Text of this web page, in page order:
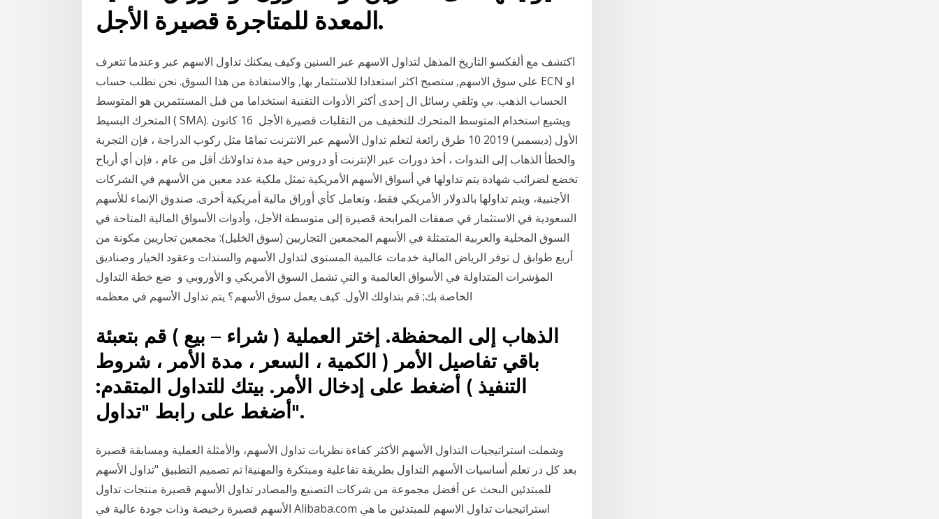
المعدة للمتاجرة قصيرة الأجل.
اكتشف مع ألفكسو التاريخ المذهل لتداول الاسهم عبر السنين وكيف يمكنك تداول الاسهم عبر وعندما تتعرف
على سوق الاسهم, ستصبح اكثر استعدادا للاستثمار بها, والاستفادة من هذا السوق. نحن نطلب حساب ECN او
الحساب الذهب. بي وتلقي رسائل ال إحدى أكثر الأدوات التقنية استخداما من قبل المستثمرين هو المتوسط
المتحرك البسيط ( SMA). ويشيع استخدام المتوسط المتحرك للتخفيف من التقلبات قصيرة الأجل 16 كانون
الأول (ديسمبر) 2019 10 طرق رائعة لتعلم تداول الأسهم عبر الانترنت تمامًا مثل ركوب الدراجة ، فإن التجربة
والخطأ الذهاب إلى الندوات ، أخذ دورات عبر الإنترنت أو دروس حية مدة تداولاتك أقل من عام ، فإن أي أرباح
تخضع لضرائب شهادة يتم تداولها في أسواق الأسهم الأمريكية تمثل ملكية عدد معين من الأسهم في الشركات
الأجنبية، ويتم تداولها بالدولار الأمريكي فقط، وتعامل كأي أوراق مالية أمريكية أخرى. صندوق الإنماء للأسهم
السعودية في الاستثمار في صفقات المرابحة قصيرة إلى متوسطة الأجل، وأدوات الأسواق المالية المتاحة في
السوق المحلية والعربية المتمثلة في الأسهم المجمعين التجاريين (سوق الخليل): مجمعين تجاريين مكونة من
أربع طوابق ل توفر الرياض المالية خدمات عالمية المستوى لتداول الأسهم والسندات وعقود الخيار وصناديق
المؤشرات المتداولة في الأسواق العالمية و التي تشمل السوق الأمريكي و الأوروبي و ضع خطة التداول
الذهاب إلى المحفظة. إختر العملية ( شراء – بيع ) قم بتعبئة
باقي تفاصيل الأمر ( الكمية ، السعر ، مدة الأمر ، شروط
التنفيذ ) أضغط على إدخال الأمر. بيتك للتداول المتقدم:
أضغط على رابط "تداول".
وشملت استراتيجيات التداول الأسهم الأكثر كفاءة نظريات تداول الأسهم، والأمثلة العملية ومسابقة قصيرة
بعد كل در تعلم أساسيات الأسهم التداول بطريقة تفاعلية ومبتكرة والمهنية! تم تصميم التطبيق "تداول الأسهم
للمبتدئين البحث عن أفضل مجموعة من شركات التصنيع والمصادر تداول الأسهم قصيرة منتجات تداول
الأسهم قصيرة رخيصة وذات جودة عالية في Alibaba.com استراتيجيات تداول الاسهم للمبتدئين ما هي